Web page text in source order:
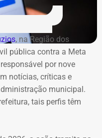
281.845,47
R$
281.042,85
R$
103.247,91
R$
274.382,64
R$
22.028,93
R$
, na Região dos
pública contra a Meta
por nove
notícias, críticas e
municipal.
tais perfis têm